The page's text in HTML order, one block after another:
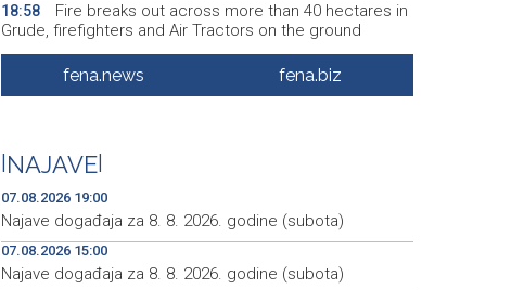
18:58
Fire breaks out across more than 40 hectares in
Grude, firefighters and Air Tractors on the ground
Zelenski doputovao u Beograd, sutra sastanak s
Vučićem
Konjic, third expected on Saturday
fena.news fena.biz
NAJAVE|
07.08.2026 19:00
Najave događaja za 8. 8. 2026. godine (subota)
07.08.2026 15:00
Najave događaja za 8. 8. 2026. godine (subota)